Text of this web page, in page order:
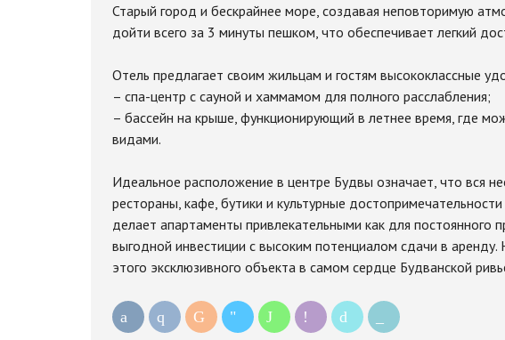
Старый город и бескрайнее море, создавая неповторимую
дойти всего за 3 минуты пешком, что обеспечивает легкий
Отель предлагает своим жильцам и гостям высококлассные
– cпа-центр с сауной и хаммамом для полного расслабления;
– бассейн на крыше, функционирующий в летнее время, где
видами.
Идеальное расположение в центре Будвы означает, что вся
рестораны, кафе, бутики и культурные
делает апартаменты привлекательными как для постоянного
выгодной инвестиции с высоким потенциалом сдачи в
этого эксклюзивного объекта в самом сердце Будванской